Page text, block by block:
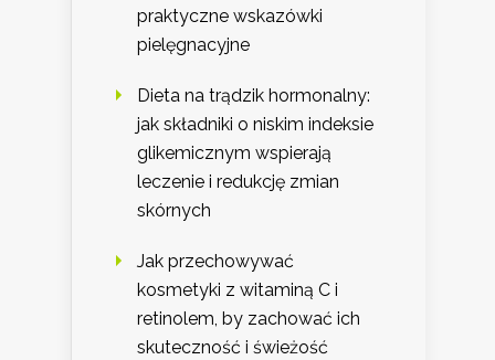
praktyczne wskazówki
pielęgnacyjne
Dieta na trądzik hormonalny:
jak składniki o niskim indeksie
glikemicznym wspierają
leczenie i redukcję zmian
skórnych
Jak przechowywać
kosmetyki z witaminą C i
retinolem, by zachować ich
skuteczność i świeżość